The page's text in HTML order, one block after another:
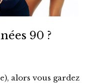
90 ?
alors vous gardez